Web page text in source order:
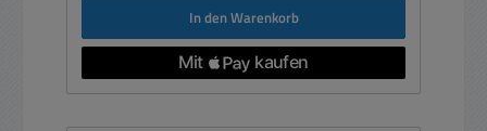
In den Warenkorb